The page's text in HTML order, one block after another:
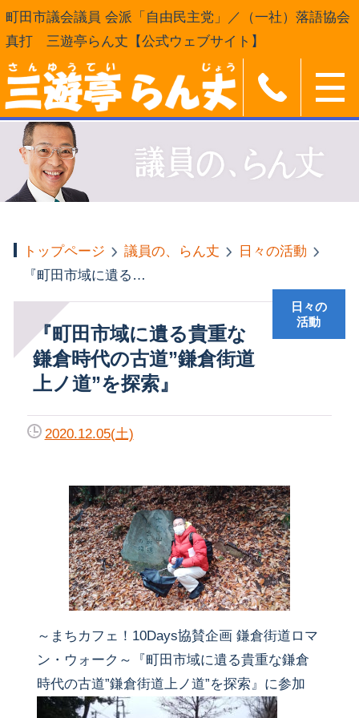
町田市議会議員 会派「自由民主党」／（一社）落語協会
真打 三遊亭らん丈【公式ウェブサイト】
トップページ 議員の、らん丈
日々の活動
『町田市域に遺る貴重な鎌倉時代の古道”鎌倉街道上ノ道”を探索』
『町田市域に遺る貴重な
鎌倉時代の古道”鎌倉街道
上ノ道”を探索』
日々の
活動
2020.12.05(土)
～まちカフェ！10Days協賛企画 鎌倉街道ロマ
ン・ウォーク～『町田市域に遺る貴重な鎌倉
時代の古道”鎌倉街道上ノ道”を探索』に参加